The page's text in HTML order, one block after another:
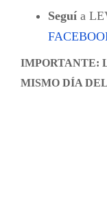
Seguí a
IMPORTANTE:
MISMO DÍA